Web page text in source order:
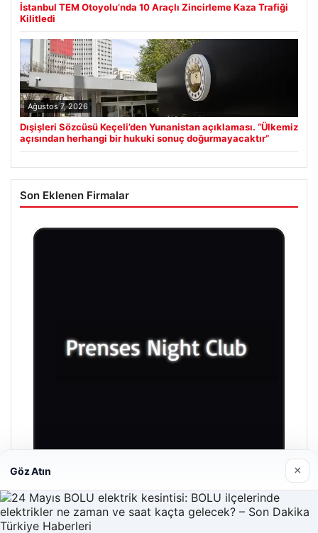
İstanbul TEM Otoyolu’nda 10 Araçlı Zincirleme Kaza Trafiği
Kilitledi
Ağustos 7, 2026
Dışişleri Sözcüsü Keçeli’den Yunanistan açıklaması. “Ülkemiz
açısından herhangi bir hukuki sonuç doğurmayacaktır”
Son Eklenen Firmalar
Prenses Night Club
Nisan 29, 2026
Göz Atın ×